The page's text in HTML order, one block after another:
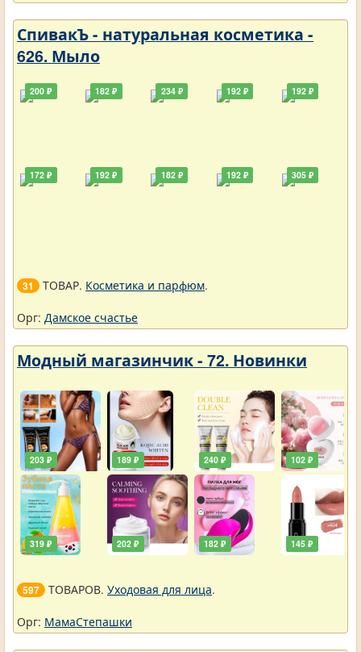
СпивакЪ - натуральная косметика -
626. Мыло
200 ₽
172 ₽
182 ₽
192 ₽
234 ₽
182 ₽
192 ₽
192 ₽
192 ₽
305 ₽
31 ТОВАР. Косметика и парфюм.
Орг: Дамское счастье
Модный магазинчик - 72. Новинки
203 ₽
319 ₽
189 ₽
202 ₽
240 ₽
182 ₽
102 ₽
145 ₽
597 ТОВАРОВ. Уходовая для лица.
Орг: МамаСтепашки